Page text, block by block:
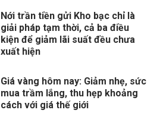
Nới trần tiền gửi Kho bạc chỉ là
giải pháp tạm thời, cả ba điều
kiện để giảm lãi suất đều chưa
xuất hiện
Giá vàng hôm nay: Giảm nhẹ, sức
mua trầm lắng, thu hẹp khoảng
cách với giá thế giới